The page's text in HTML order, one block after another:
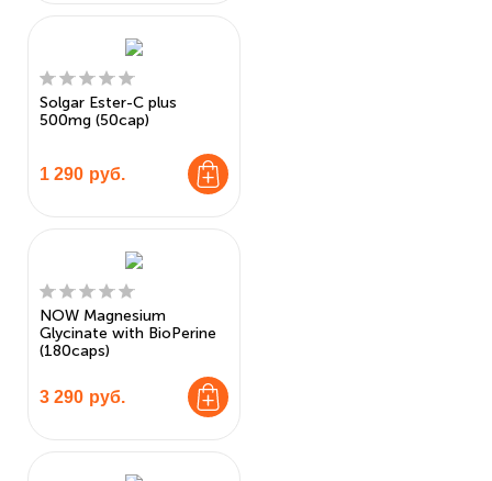
Solgar Ester-C plus
500mg (50cap)
1 290 руб.
NOW Magnesium
Glycinate with BioPerine
(180caps)
3 290 руб.